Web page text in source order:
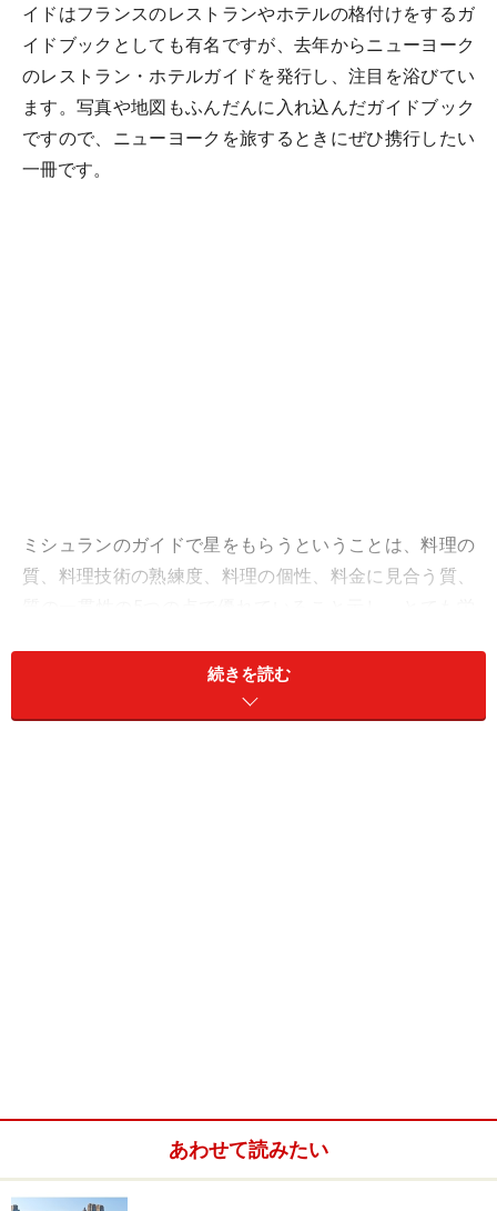
イドはフランスのレストランやホテルの格付けをするガ
イドブックとしても有名ですが、去年からニューヨーク
のレストラン・ホテルガイドを発行し、注目を浴びてい
ます。写真や地図もふんだんに入れ込んだガイドブック
ですので、ニューヨークを旅するときにぜひ携行したい
一冊です。
ミシュランのガイドで星をもらうということは、料理の
質、料理技術の熟練度、料理の個性、料金に見合う質、
とで有名で、フランスの大きな都市でも一つ星すら一件
もないというところもあったり、料理の味が落ちると翌
続きを読む
あわせて読みたい